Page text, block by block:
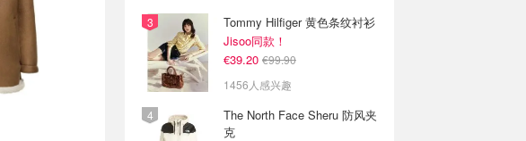
Tommy Hilfiger 黄色条纹衬衫
Jisoo同款！
€39.20 €99.90
1456人感兴趣
The North Face Sheru 防风夹
克